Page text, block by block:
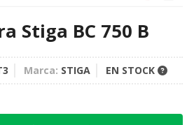
Stiga BC 750 B
Marca: STIGA EN STOCK